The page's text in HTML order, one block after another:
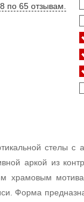
по 65 отзывам.
стелы
аркой из
храмовым
Форма